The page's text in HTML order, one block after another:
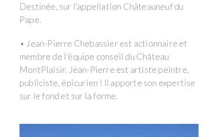
Destinée, sur l’appellation Châteauneuf du
Pape.
• Jean-Pierre Chebassier est actionnaire et
membre de l’équipe conseil du Château
MontPlaisir. Jean-Pierre est artiste peintre,
publiciste, épicurien ! Il apporte son expertise
sur le fond et sur la forme.